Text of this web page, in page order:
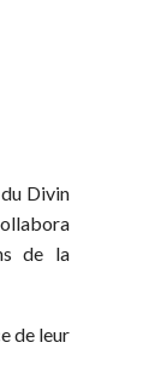
Divin
de la
de leur